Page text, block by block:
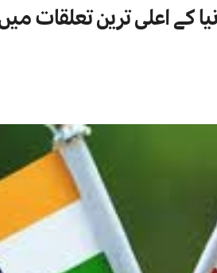
کے اعلی ترین تعلقات